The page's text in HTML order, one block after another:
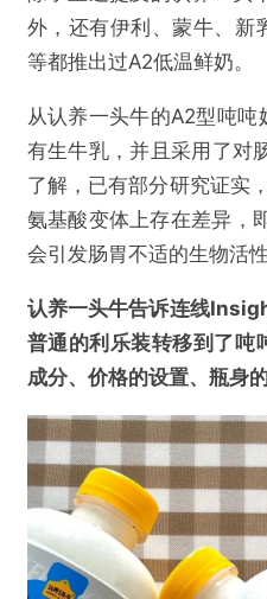
外，还有伊利、蒙牛、新
等都推出过A2低温鲜奶。
从认养一头牛的A2型吨吨
有生牛乳，并且采用了对
了解，已有部分研究证实
氨基酸变体上存在差异，
会引发肠胃不适的生物活
认养一头牛告诉连线
普通的利乐装转移到了吨
成分、价格的设置、瓶身